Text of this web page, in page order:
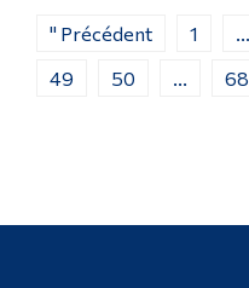
" Précédent 1
49
50 68